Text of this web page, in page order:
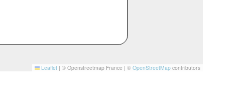
Leaflet | © Openstreetmap France | © OpenStreetMap contributors